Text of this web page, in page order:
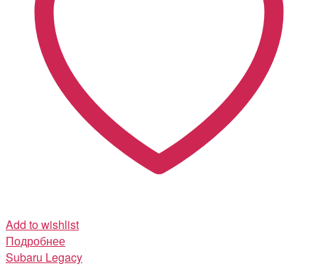
Add to wishlist
Подробнее
Subaru Legacy